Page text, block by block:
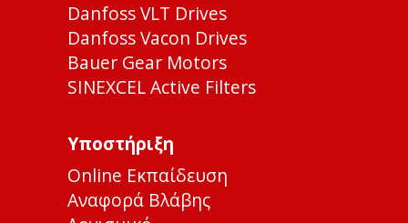
Danfoss VLT Drives
Danfoss Vacon Drives
Bauer Gear Motors
SINEXCEL Active Filters
Υποστήριξη
Online Εκπαίδευση
Αναφορά Βλάβης